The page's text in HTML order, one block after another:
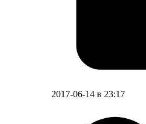
2017-06-14 в 23:17